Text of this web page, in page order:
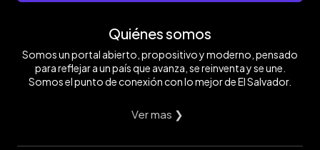
Quiénes somos
Somos un portal abierto, propositivo y moderno, pensado
para reflejar a un país que avanza, se reinventa y se une.
Somos el punto de conexión con lo mejor de El Salvador.
Ver mas ❯